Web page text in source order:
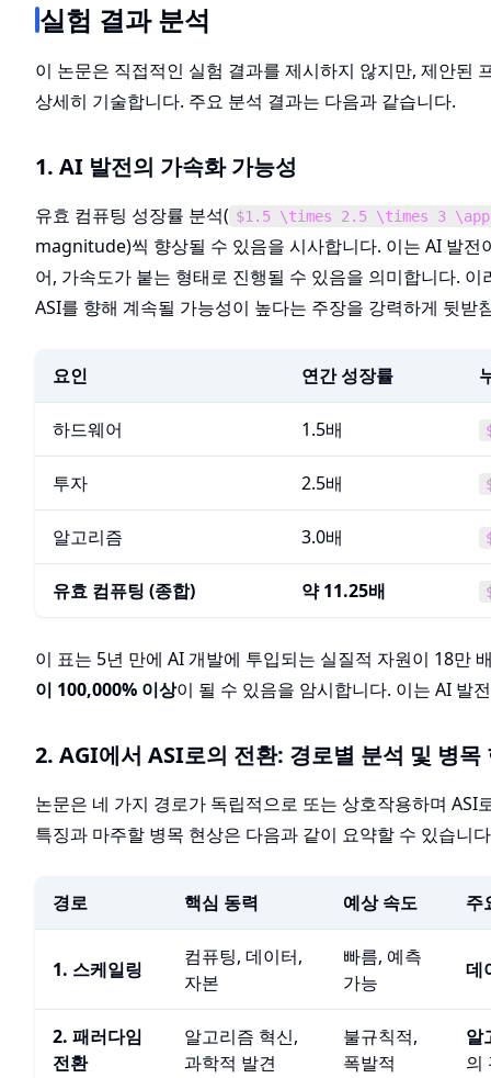
실험 결과 분석
이 논문은 직접적인 실험 결과를 제시하지 않지만, 제안된
상세히 기술합니다. 주요 분석 결과는 다음과 같습니다.
1. AI 발전의 가속화 가능성
유효 컴퓨팅 성장률 분석( $1.5 \times 2.5 \times 3
magnitude)씩 향상될 수 있음을 시사합니다. 이는 AI 발
어, 가속도가 붙는 형태로 진행될 수 있음을 의미합니다.
ASI를 향해 계속될 가능성이 높다는 주장을 강력하게 뒷받
요인 연간 성장률
하드웨어 1.5배
투자 2.5배
알고리즘 3.0배
유효 컴퓨팅 (종합) 약 11.25배
이 표는 5년 만에 AI 개발에 투입되는 실질적 자원이 18만
이 100,000% 이상이 될 수 있음을 암시합니다. 이는 AI 발
2. AGI에서 ASI로의 전환: 경로별 분석 및 병목
논문은 네 가지 경로가 독립적으로 또는 상호작용하며
특징과 마주할 병목 현상은 다음과 같이 요약할 수 있습니
경로 핵심 동력 예상 속도 주
1. 스케일링
컴퓨팅, 데이터,
자본
빠름, 예측
가능
데
2. 패러다임
전환
알고리즘 혁신,
과학적 발견
불규칙적,
폭발적
알
의